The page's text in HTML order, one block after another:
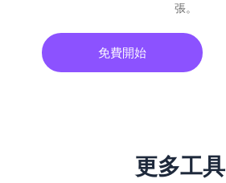
張。
免費開始
更多工具